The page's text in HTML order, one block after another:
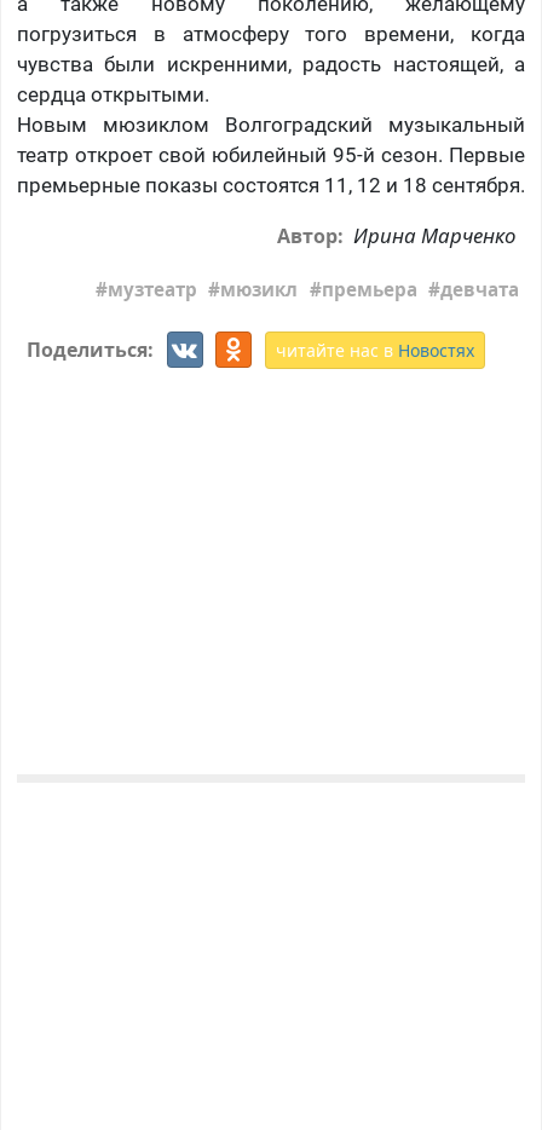
погрузиться в атмосферу того времени, когда
чувства были искренними, радость настоящей, а
сердца открытыми.
Новым мюзиклом Волгоградский музыкальный
театр откроет свой юбилейный 95-й сезон. Первые
премьерные показы состоятся 11, 12 и 18 сентября.
Автор: Ирина Марченко
музтеатр мюзикл премьера девчата
Поделиться: читайте нас в Новостях